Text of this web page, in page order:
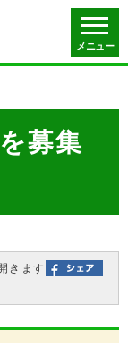
メニュー
募集
きます